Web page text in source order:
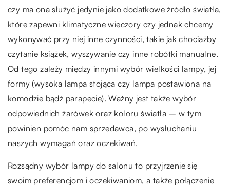
czy ma ona służyć jedynie jako dodatkowe źródło światła,
które zapewni klimatyczne wieczory czy jednak chcemy
wykonywać przy niej inne czynności, takie jak chociażby
czytanie książek, wyszywanie czy inne robótki manualne.
Od tego zależy między innymi wybór wielkości lampy, jej
formy (wysoka lampa stojąca czy lampa postawiona na
komodzie bądź parapecie). Ważny jest także wybór
odpowiednich żarówek oraz koloru światła – w tym
powinien pomóc nam sprzedawca, po wysłuchaniu
naszych wymagań oraz oczekiwań.
Rozsądny wybór lampy do salonu to przyjrzenie się
swoim preferencjom i oczekiwaniom, a także połączenie